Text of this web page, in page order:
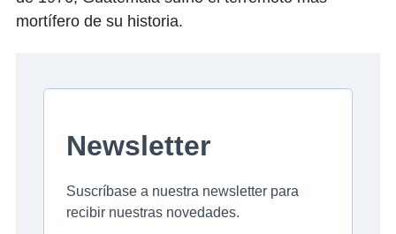
mortífero de su historia.